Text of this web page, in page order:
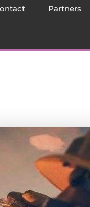
Partners